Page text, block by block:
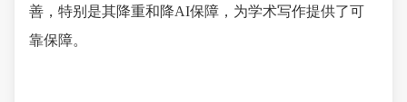
善，特别是其降重和降AI保障，为学术写作提供了可
靠保障。